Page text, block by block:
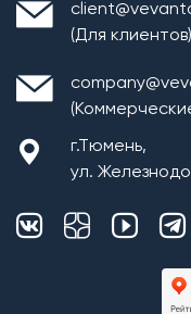
(Для клиентов)
г.Тюмень,
ул.